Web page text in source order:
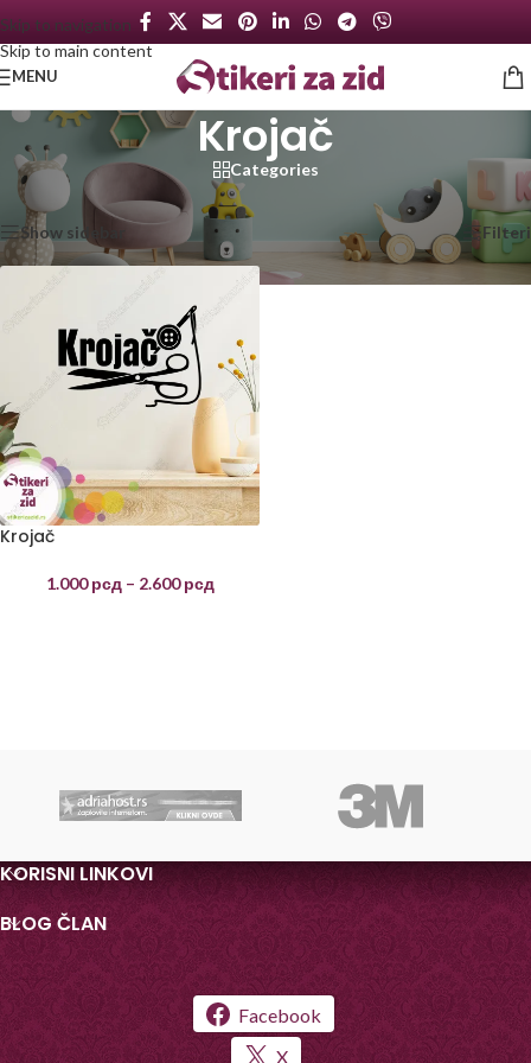
Skip to navigation
Skip to main content
MENU
Krojač
Categories
Početna
Proizvod označen „Krojač“ Prikazan jedan rezultat
Show sidebar Filteri
Krojač
1.000рсд – 2.600рсд
KORISNI LINKOVI
BLOG ČLAN
Facebook
X